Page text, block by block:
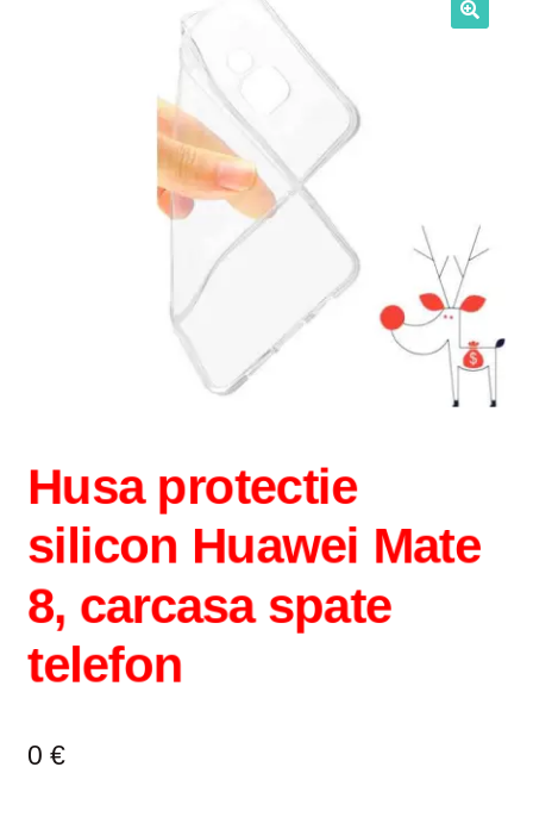
Husa protectie
silicon Huawei Mate
8, carcasa spate
telefon
0 €